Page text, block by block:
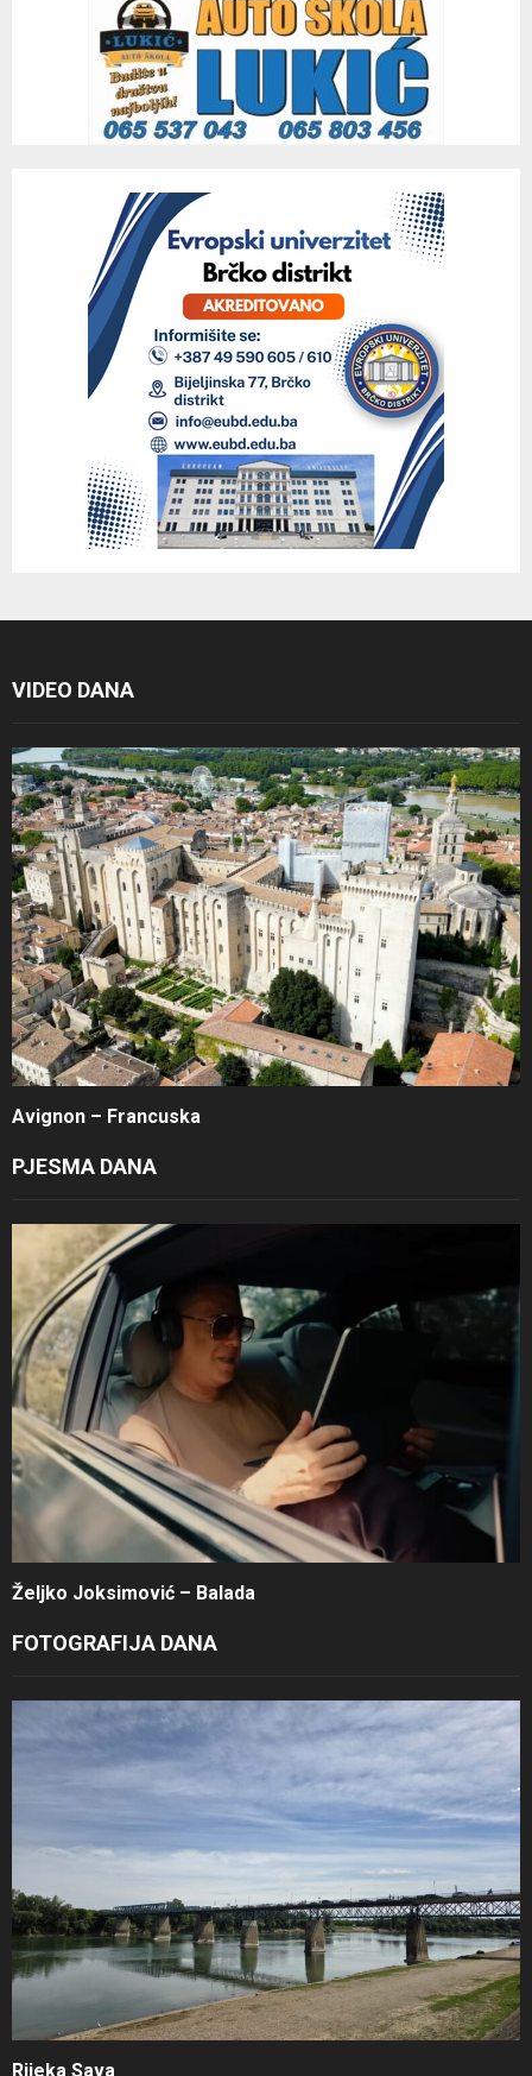
VIDEO DANA
Avignon – Francuska
PJESMA DANA
Željko Joksimović – Balada
FOTOGRAFIJA DANA
Rijeka Sava